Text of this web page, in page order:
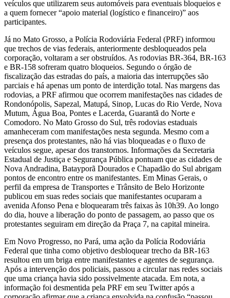
veículos que utilizarem seus automóveis para eventuais bloqueios e
a quem fornecer “apoio material (logístico e financeiro)” aos
participantes.
Já no Mato Grosso, a Polícia Rodoviária Federal (PRF) informou
que trechos de vias federais, anteriormente desbloqueados pela
corporação, voltaram a ser obstruídos. As rodovias BR-364, BR-163
e BR-158 sofreram quatro bloqueios. Segundo o órgão de
fiscalização das estradas do país, a maioria das interrupções são
parciais e há apenas um ponto de interdição total. Nas margens das
rodovias, a PRF afirmou que ocorrem manifestações nas cidades de
Rondonópolis, Sapezal, Matupá, Sinop, Lucas do Rio Verde, Nova
Mutum, Água Boa, Pontes e Lacerda, Guarantã do Norte e
Comodoro. No Mato Grosso do Sul, três rodovias estaduais
amanheceram com manifestações nesta segunda. Mesmo com a
presença dos protestantes, não há vias bloqueadas e o fluxo de
veículos segue, apesar dos transtornos. Informações da Secretaria
Estadual de Justiça e Segurança Pública pontuam que as cidades de
Nova Andradina, Batayporã Dourados e Chapadão do Sul abrigam
pontos de encontro entre os manifestantes. Em Minas Gerais, o
perfil da empresa de Transportes e Trânsito de Belo Horizonte
publicou em suas redes sociais que manifestantes ocuparam a
avenida Afonso Pena e bloquearam três faixas às 10h39. Ao longo
do dia, houve a liberação do ponto de passagem, ao passo que os
protestantes seguiram em direção da Praça 7, na capital mineira.
Em Novo Progresso, no Pará, uma ação da Polícia Rodoviária
Federal que tinha como objetivo desbloquear trecho da BR-163
resultou em um briga entre manifestantes e agentes de segurança.
Após a intervenção dos policiais, passou a circular nas redes sociais
que uma criança havia sido possivelmente atacada. Em nota, a
informação foi desmentida pela PRF em seu Twitter após a